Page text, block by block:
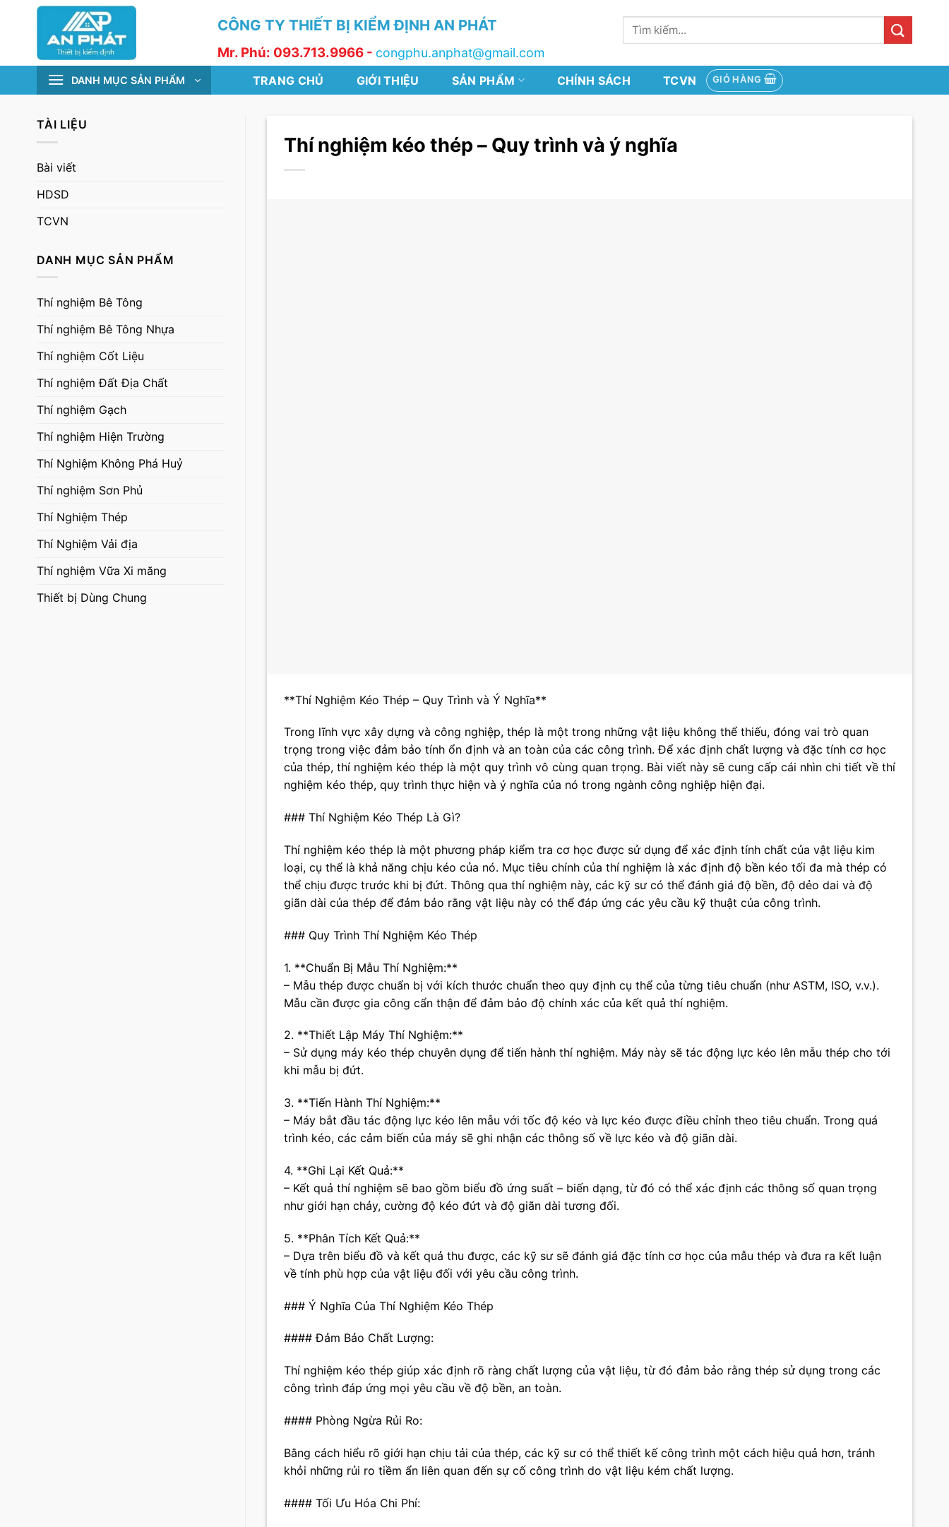
CÔNG TY THIẾT BỊ KIỂM ĐỊNH AN PHÁT
Mr. Phú: 093.713.9966 - congphu.anphat@gmail.com
Tìm
kiếm:
DANH MỤC SẢN PHẨM TRANG CHỦ GIỚI THIỆU SẢN PHẨM CHÍNH SÁCH TCVN GIỎ HÀNG
TÀI LIỆU
Bài viết
HDSD
TCVN
DANH MỤC SẢN PHẨM
Thí nghiệm Bê Tông
Thí nghiệm Bê Tông Nhựa
Thí nghiệm Cốt Liệu
Thí nghiệm Đất Địa Chất
Thí nghiệm Gạch
Thí nghiệm Hiện Trường
Thí Nghiệm Không Phá Huỷ
Thí nghiệm Sơn Phủ
Thí Nghiệm Thép
Thí Nghiệm Vải địa
Thí nghiệm Vữa Xi măng
Thiết bị Dùng Chung
Thí nghiệm kéo thép – Quy trình và ý nghĩa
**Thí Nghiệm Kéo Thép – Quy Trình và Ý Nghĩa**
Trong lĩnh vực xây dựng và công nghiệp, thép là một trong những vật liệu không thể thiếu, đóng vai trò quan
trọng trong việc đảm bảo tính ổn định và an toàn của các công trình. Để xác định chất lượng và đặc tính cơ học
của thép, thí nghiệm kéo thép là một quy trình vô cùng quan trọng. Bài viết này sẽ cung cấp cái nhìn chi tiết về thí
nghiệm kéo thép, quy trình thực hiện và ý nghĩa của nó trong ngành công nghiệp hiện đại.
### Thí Nghiệm Kéo Thép Là Gì?
Thí nghiệm kéo thép là một phương pháp kiểm tra cơ học được sử dụng để xác định tính chất của vật liệu kim
loại, cụ thể là khả năng chịu kéo của nó. Mục tiêu chính của thí nghiệm là xác định độ bền kéo tối đa mà thép có
thể chịu được trước khi bị đứt. Thông qua thí nghiệm này, các kỹ sư có thể đánh giá độ bền, độ dẻo dai và độ
giãn dài của thép để đảm bảo rằng vật liệu này có thể đáp ứng các yêu cầu kỹ thuật của công trình.
### Quy Trình Thí Nghiệm Kéo Thép
1. **Chuẩn Bị Mẫu Thí Nghiệm:**
– Mẫu thép được chuẩn bị với kích thước chuẩn theo quy định cụ thể của từng tiêu chuẩn (như ASTM, ISO, v.v.).
Mẫu cần được gia công cẩn thận để đảm bảo độ chính xác của kết quả thí nghiệm.
2. **Thiết Lập Máy Thí Nghiệm:**
– Sử dụng máy kéo thép chuyên dụng để tiến hành thí nghiệm. Máy này sẽ tác động lực kéo lên mẫu thép cho tới
khi mẫu bị đứt.
3. **Tiến Hành Thí Nghiệm:**
– Máy bắt đầu tác động lực kéo lên mẫu với tốc độ kéo và lực kéo được điều chỉnh theo tiêu chuẩn. Trong quá
trình kéo, các cảm biến của máy sẽ ghi nhận các thông số về lực kéo và độ giãn dài.
4. **Ghi Lại Kết Quả:**
– Kết quả thí nghiệm sẽ bao gồm biểu đồ ứng suất – biến dạng, từ đó có thể xác định các thông số quan trọng
như giới hạn chảy, cường độ kéo đứt và độ giãn dài tương đối.
5. **Phân Tích Kết Quả:**
– Dựa trên biểu đồ và kết quả thu được, các kỹ sư sẽ đánh giá đặc tính cơ học của mẫu thép và đưa ra kết luận
về tính phù hợp của vật liệu đối với yêu cầu công trình.
### Ý Nghĩa Của Thí Nghiệm Kéo Thép
#### Đảm Bảo Chất Lượng:
Thí nghiệm kéo thép giúp xác định rõ ràng chất lượng của vật liệu, từ đó đảm bảo rằng thép sử dụng trong các
công trình đáp ứng mọi yêu cầu về độ bền, an toàn.
#### Phòng Ngừa Rủi Ro:
Bằng cách hiểu rõ giới hạn chịu tải của thép, các kỹ sư có thể thiết kế công trình một cách hiệu quả hơn, tránh
khỏi những rủi ro tiềm ẩn liên quan đến sự cố công trình do vật liệu kém chất lượng.
#### Tối Ưu Hóa Chi Phí: